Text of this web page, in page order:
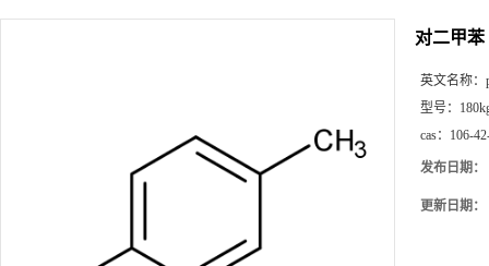
对二甲苯
英文名称：
型号：
cas： 106-
发布日期：
更新日期：